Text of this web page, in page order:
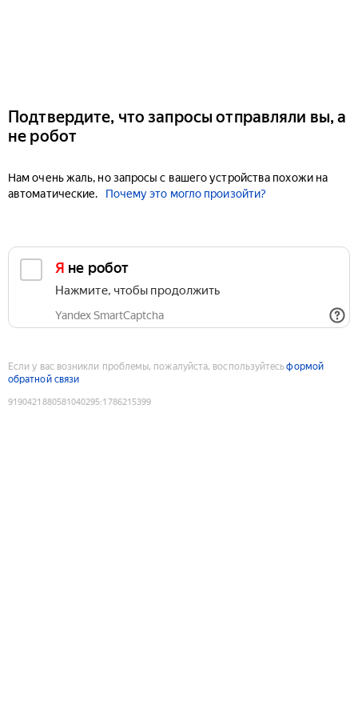
Подтвердите, что запросы отправляли вы, а
не робот
Нам очень жаль, но запросы с вашего устройства похожи на
автоматические.
Почему это могло произойти?
Я не робот
Нажмите, чтобы продолжить
Yandex SmartCaptcha
Если у вас возникли проблемы, пожалуйста, воспользуйтесьформой
обратной связи
9190421880581040295:1786215399